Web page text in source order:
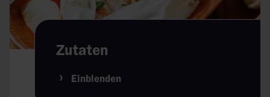
Zutaten
Einblenden